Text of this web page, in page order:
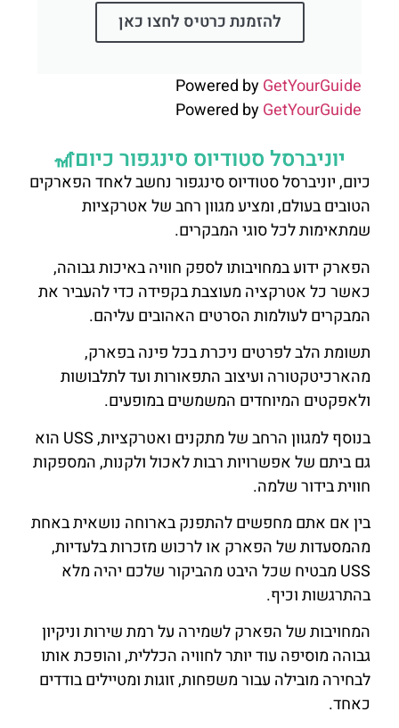
להזמנת כרטיס לחצו כאן
Powered byGetYourGuide
Powered byGetYourGuide
יוניברסל סטודיוס סינגפור כיום🎢
כיום, יוניברסל סטודיוס סינגפור נחשב לאחד הפארקים
הטובים בעולם, ומציע מגוון רחב של אטרקציות
שמתאימות לכל סוגי המבקרים.
הפארק ידוע במחויבותו לספק חוויה באיכות גבוהה,
כאשר כל אטרקציה מעוצבת בקפידה כדי להעביר את
המבקרים לעולמות הסרטים האהובים עליהם.
תשומת הלב לפרטים ניכרת בכל פינה בפארק,
מהארכיטקטורה ועיצוב התפאורות ועד לתלבושות
ולאפקטים המיוחדים המשמשים במופעים.
בנוסף למגוון הרחב של מתקנים ואטרקציות, USS הוא
גם ביתם של אפשרויות רבות לאכול ולקנות, המספקות
חווית בידור שלמה.
בין אם אתם מחפשים להתפנק בארוחה נושאית באחת
מהמסעדות של הפארק או לרכוש מזכרות בלעדיות,
USS מבטיח שכל היבט מהביקור שלכם יהיה מלא
בהתרגשות וכיף.
המחויבות של הפארק לשמירה על רמת שירות וניקיון
גבוהה מוסיפה עוד יותר לחוויה הכללית, והופכת אותו
לבחירה מובילה עבור משפחות, זוגות ומטיילים בודדים
כאחד.